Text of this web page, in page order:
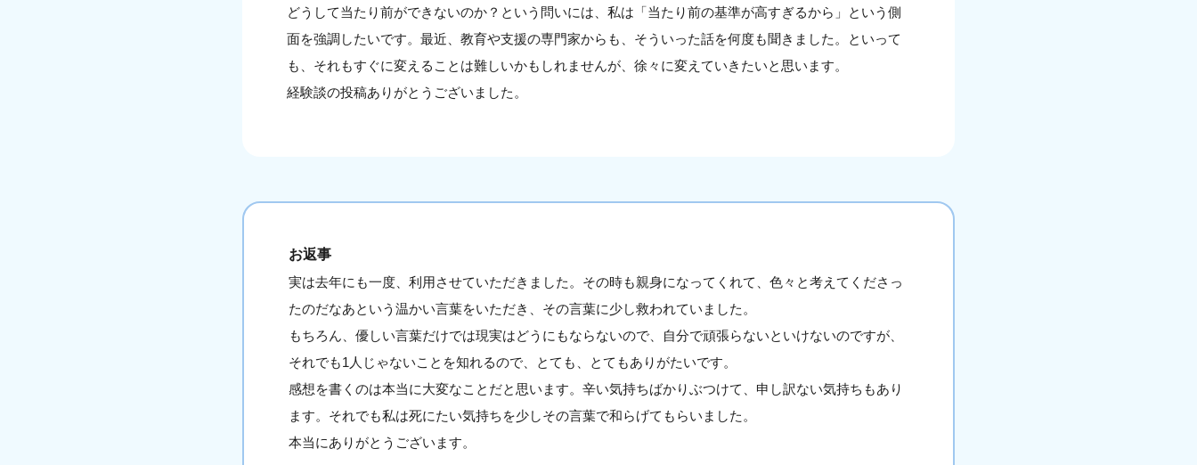
どうして当たり前ができないのか？という問いには、私は「当たり前の基準が高すぎるから」という側
面を強調したいです。最近、教育や支援の専門家からも、そういった話を何度も聞きました。といって
も、それもすぐに変えることは難しいかもしれませんが、徐々に変えていきたいと思います。
経験談の投稿ありがとうございました。
お返事
実は去年にも一度、利用させていただきました。その時も親身になってくれて、色々と考えてくださっ
たのだなあという温かい言葉をいただき、その言葉に少し救われていました。
もちろん、優しい言葉だけでは現実はどうにもならないので、自分で頑張らないといけないのですが、
それでも1人じゃないことを知れるので、とても、とてもありがたいです。
感想を書くのは本当に大変なことだと思います。辛い気持ちばかりぶつけて、申し訳ない気持ちもあり
ます。それでも私は死にたい気持ちを少しその言葉で和らげてもらいました。
本当にありがとうございます。